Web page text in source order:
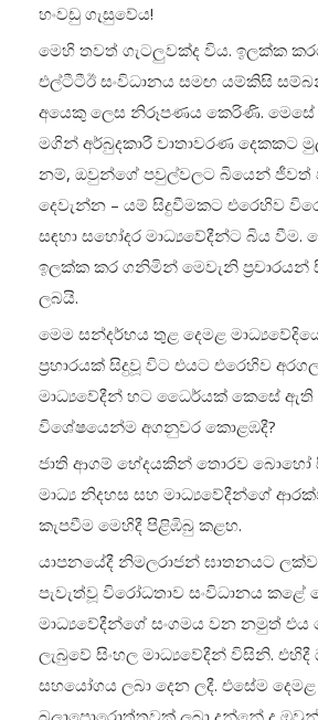
හංවඩු ගැසුවේය!
මෙහි තවත් ගැටලු‍වක්ද විය. ඉලක්ක
එල්ටීටීඊ සංවිධානය සමඟ යම්කිසි
අයෙකු ලෙස නිරූපණය කෙරිණි.
මගින් අර්බුදකාරී වාතාවරණ දෙකකට
නම්, ඔවුන්ගේ පවුල්වලට බියෙන් ජීවත්
දෙවැන්න – යම් සිදුවීමකට එරෙහිව
සඳහා සහෝදර මාධ්‍යවේදීන්ට බිය
ඉලක්ක කර ගනිමින් මෙවැනි
ලබයි.
මෙම සන්දර්භය තුළ දෙමළ
ප්‍රහාරයක් සිදුවූ විට එයට එරෙහිව
මාධ්‍යවේදීන් හට ධෛර්යක් කෙසේ ඇති
විශේෂයෙන්ම අගනුවර කොළඹදී?
ජාති ආගම් භේදයකින් තොරව බොහෝ
මාධ්‍ය නිදහස සහ මාධ්‍යවේදීන්ගේ
කැපවීම මෙහිදී පිළිඹිබු කළහ.
යාපනයේදී නිමලරාජන් ඝාතනයට
පැවැත්වූ විරෝධතාව සංවිධානය කළේ
මාධ්‍යවේදීන්ගේ සංගමය වන නමුත්
ලැබුවේ සිංහල මාධ්‍යවේදීන් විසිනි.
සහයෝගය ලබා දෙන ලදී. එසේම